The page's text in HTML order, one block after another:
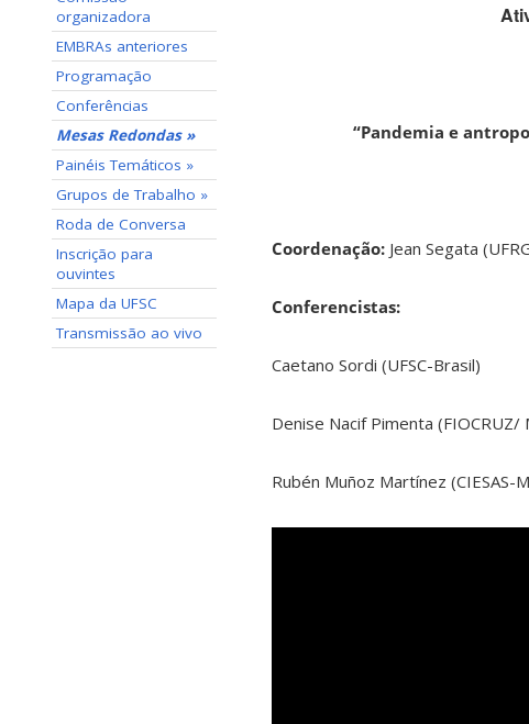
organizadora
EMBRAs anteriores
Programação
Conferências
Mesas Redondas »
Painéis Temáticos »
Grupos de Trabalho »
Roda de Conversa
Inscrição para
ouvintes
Mapa da UFSC
Transmissão ao vivo
“Pandemia e
Coordenação: Jean Segata
Conferencistas:
Caetano Sordi (UFSC-Brasil)
Denise Nacif Pimenta (FIOCRUZ/
Rubén Muñoz Martínez (CIESAS-